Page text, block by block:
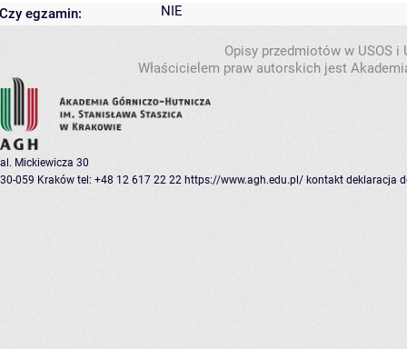
Czy egzamin:
NIE
Opisy przedmiotów w USOS
Właścicielem praw autorskich jest
al. Mickiewicza 30
30-059 Kraków tel: +48 12 617 22 22 https://www.agh.edu.pl/ kontakt deklaracja